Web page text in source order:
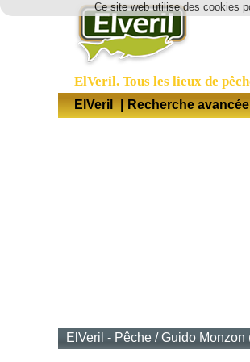
Ce site web utilise des cookies
ElVeril. Tous les lieux de
ElVeril | Recherche avancée
ElVeril - Pêche /Guido Monzon